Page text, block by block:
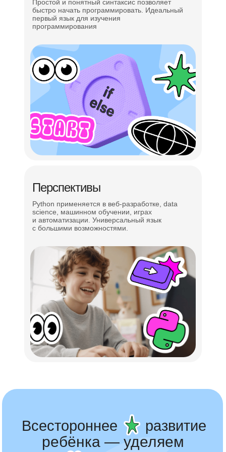
Простой и понятный синтаксис позволяет
быстро начать программировать. Идеальный
первый язык для изучения
программирования
Перспективы
Python применяется в веб-разработке, data
science, машинном обучении, играх
и автоматизации. Универсальный язык
с большими возможностями.